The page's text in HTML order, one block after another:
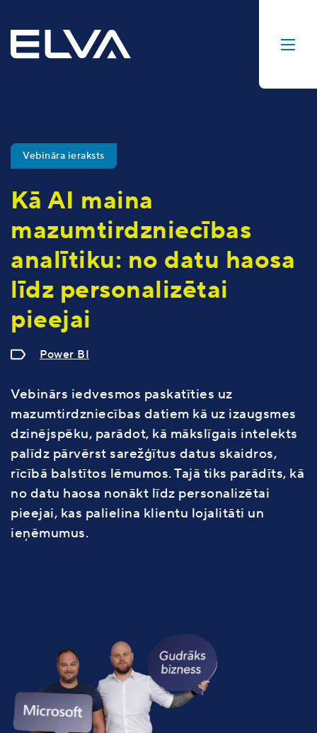
Vebināra ieraksts
Kā AI maina
mazumtirdzniecības
analītiku: no datu haosa
līdz personalizētai
pieejai
Power BI
Vebinārs iedvesmos paskatīties uz
mazumtirdzniecības datiem kā uz izaugsmes
dzinējspēku, parādot, kā mākslīgais intelekts
palīdz pārvērst sarežģītus datus skaidros,
rīcībā balstītos lēmumos. Tajā tiks parādīts, kā
no datu haosa nonākt līdz personalizētai
pieejai, kas palielina klientu lojalitāti un
ieņēmumus.